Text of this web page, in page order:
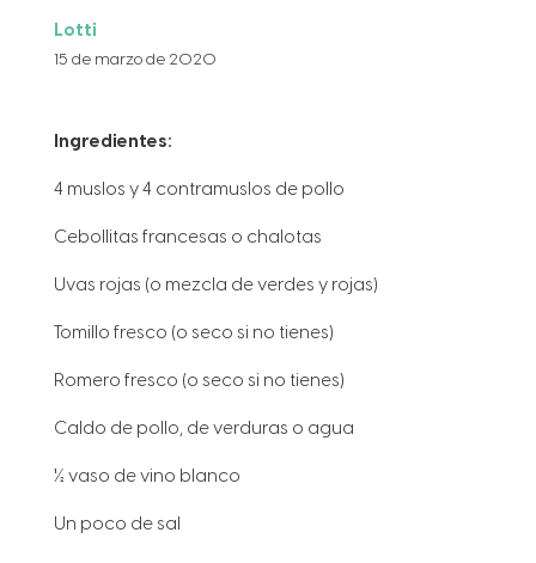
Lotti
15 de marzo de 2020
Ingredientes:
4 muslos y 4 contramuslos de pollo
Cebollitas francesas o chalotas
Uvas rojas (o mezcla de verdes y rojas)
Tomillo fresco (o seco si no tienes)
Romero fresco (o seco si no tienes)
Caldo de pollo, de verduras o agua
½ vaso de vino blanco
Un poco de sal